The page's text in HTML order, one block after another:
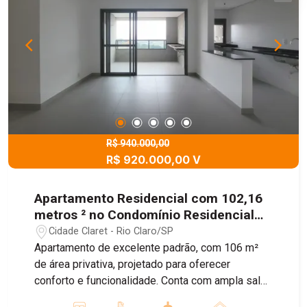
R$ 940.000,00
R$ 920.000,00 V
Apartamento Residencial com 102,16
metros ² no Condomínio Residencial
Alameda Claret.
Cidade Claret - Rio Claro/SP
Apartamento de excelente padrão, com 106 m²
de área privativa, projetado para oferecer
conforto e funcionalidade. Conta com ampla sala